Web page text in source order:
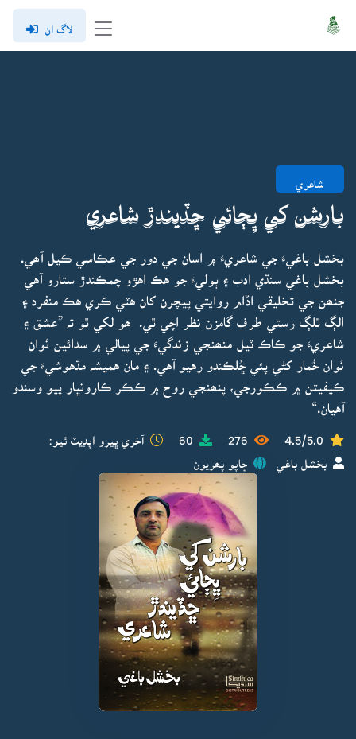
لاگ ان
شاعري
بارشن کي ڀِڄائي ڇڏيندڙ شاعري
بخشل باغيءَ جي شاعريءَ ۾ اسان جي دور جي عڪاسي ڪيل آھي.
بخشل باغي سنڌي ادب ۽ ٻوليءَ جو هڪ اهڙو چمڪندڙ ستارو آهي
جنھن جي تخليقي اڏام روايتي پيچرن کان هٽي ڪري هڪ منفرد ۽
الڳ ٿلڳ رستي طرف گامزن نظر اچي ٿي. ھو لکي ٿو تہ ”عشق ۽
شاعريءَ جو ڪاڪ ٽيل منھنجي زندگيءَ جي پيالي ۾ سدائين نَوان
نَوان خُمار کڻي پئي ڇُلڪندو رهيو آهي. ۽ مان هميشہ مڌهوشيءَ جي
ڪيفيتن ۾ ڪڪورجي، پنھنجي روح ۾ ڪڪر ڪارونڀار پيو وسندو
آهيان.“
4.5/5.0
276
60 آخري ڀيرو اپڊيٽ ٿيو:
بخشل باغي ڇاپو پھريون